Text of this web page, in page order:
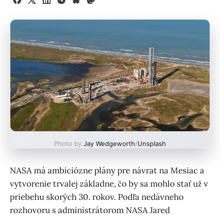
Facebook
X LinkedInTelegram
BlueskyMastodon
Photo by Jay Wedgeworth/Unsplash
NASA má ambiciózne plány pre návrat na Mesiac a
vytvorenie trvalej základne, čo by sa mohlo stať už v
priebehu skorých 30. rokov. Podľa nedávneho
rozhovoru s administrátorom NASA Jared